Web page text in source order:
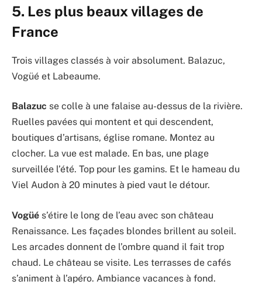
5. Les plus beaux villages de
France
Trois villages classés à voir absolument. Balazuc,
Vogüé et Labeaume.
Balazuc se colle à une falaise au-dessus de la rivière.
Ruelles pavées qui montent et qui descendent,
boutiques d’artisans, église romane. Montez au
clocher. La vue est malade. En bas, une plage
surveillée l’été. Top pour les gamins. Et le hameau du
Viel Audon à 20 minutes à pied vaut le détour.
Vogüé s’étire le long de l’eau avec son château
Renaissance. Les façades blondes brillent au soleil.
Les arcades donnent de l’ombre quand il fait trop
chaud. Le château se visite. Les terrasses de cafés
s’animent à l’apéro. Ambiance vacances à fond.